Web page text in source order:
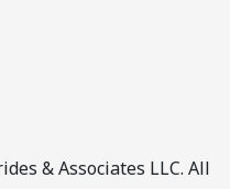
& Associates LLC. All